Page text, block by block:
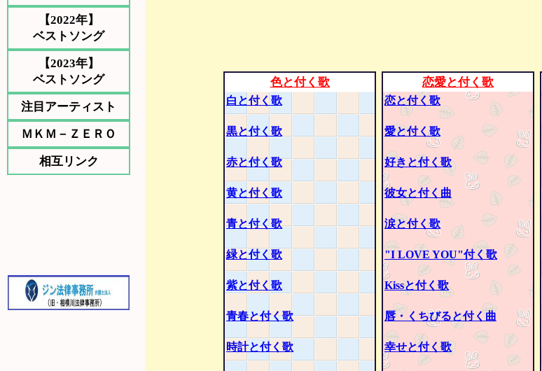
【2022年】
ベストソング
【2023年】
ベストソング
注目アーティスト
ＭＫＭ－ＺＥＲＯ
相互リンク
色と付く歌
白と付く歌
黒と付く歌
赤と付く歌
黄と付く歌
青と付く歌
緑と付く歌
紫と付く歌
青春と付く歌
時計と付く歌
恋愛と付く歌
恋と付く歌
愛と付く歌
好きと付く歌
彼女と付く曲
涙と付く歌
"I LOVE YOU"付く歌
Kissと付く歌
唇・くちびると付く曲
幸せと付く歌